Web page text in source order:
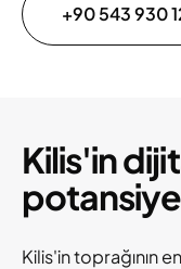
+90 543 930
Kilis'in
Kilis'in toprağının